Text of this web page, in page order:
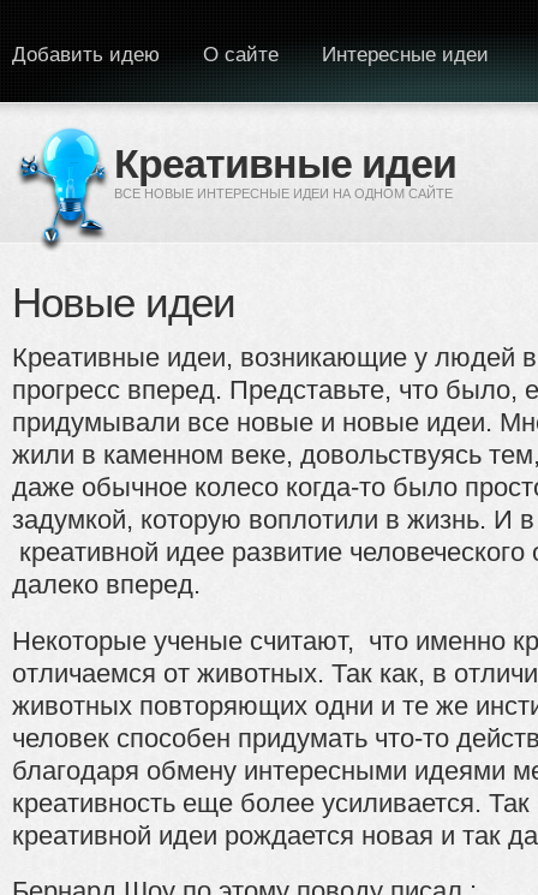
Креативные идеи
ВСЕ НОВЫЕ ИНТЕРЕСНЫЕ ИДЕИ НА ОДНОМ САЙТЕ
Добавить идею О сайте Интересные идеи
Новые идеи
Креативные идеи, возникающие у людей
прогресс вперед. Представьте, что
придумывали все новые и новые идеи.
жили в каменном веке, довольствуясь
даже обычное колесо когда-то было
задумкой, которую воплотили в жизнь. И
креативной идее развитие
далеко вперед.
Некоторые ученые считают, что именно
отличаемся от животных. Так как, в
животных повторяющих одни и те же
человек способен придумать что-то
благодаря обмену интересными идеями
креативность еще более усиливается.
креативной идеи рождается новая и так